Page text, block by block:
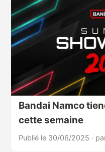
Bandai Namco
cette semaine
Publié le 30/06/2025 ·